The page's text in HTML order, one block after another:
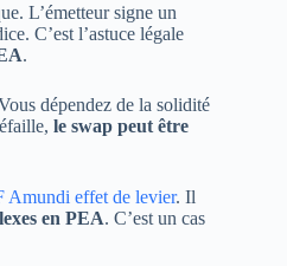
L’émetteur signe un
C’est l’astuce légale
.
dépendez de la solidité
le swap peut être
Amundi effet de levier. Il
en PEA. C’est un cas